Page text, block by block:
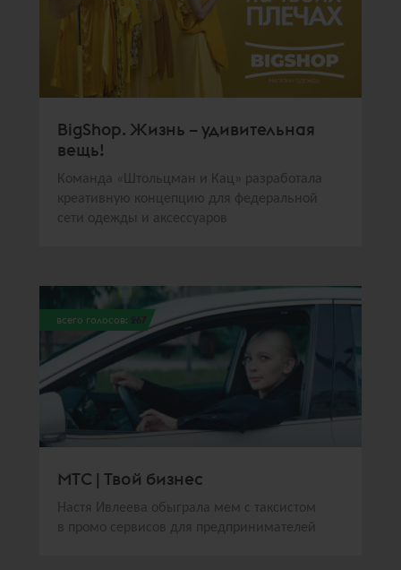
BigShop. Жизнь – удивительная
вещь!
Команда «Штольцман и Кац» разработала
креативную концепцию для федеральной
сети одежды и аксессуаров
всего голосов: 267
МТС | Твой бизнес
Настя Ивлеева обыграла мем с таксистом
в промо сервисов для предпринимателей